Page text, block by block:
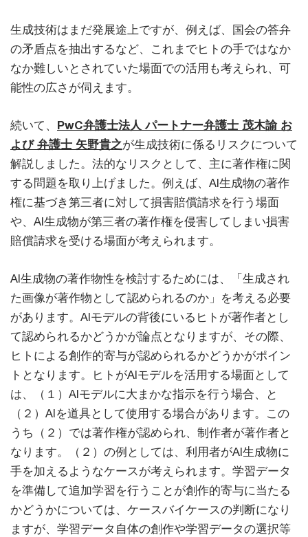
生成技術はまだ発展途上ですが、例えば、国会の答弁
の矛盾点を抽出するなど、これまでヒトの手ではなか
なか難しいとされていた場面での活用も考えられ、可
能性の広さが伺えます。
続いて、 PwC弁護士法人 パートナー弁護士 茂木諭 お
よび 弁護士 矢野貴之が生成技術に係るリスクについて
解説しました。法的なリスクとして、主に著作権に関
する問題を取り上げました。例えば、AI生成物の著作
権に基づき第三者に対して損害賠償請求を行う場面
や、AI生成物が第三者の著作権を侵害してしまい損害
賠償請求を受ける場面が考えられます。
AI生成物の著作物性を検討するためには、「生成され
た画像が著作物として認められるのか」を考える必要
があります。AIモデルの背後にいるヒトが著作者とし
て認められるかどうかが論点となりますが、その際、
ヒトによる創作的寄与が認められるかどうかがポイン
トとなります。ヒトがAIモデルを活用する場面として
は、（１）AIモデルに大まかな指示を行う場合、と
（２）AIを道具として使用する場合があります。この
うち（２）では著作権が認められ、制作者が著作者と
なります。（２）の例としては、利用者がAI生成物に
手を加えるようなケースが考えられます。学習データ
を準備して追加学習を行うことが創作的寄与に当たる
かどうかについては、ケースバイケースの判断になり
ますが、学習データ自体の創作や学習データの選択等